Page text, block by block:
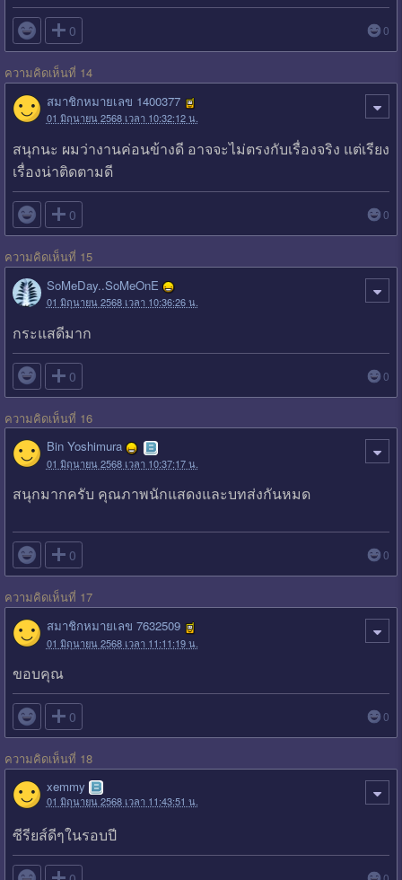
 0 0
ความคิดเห็นที่ 14
สมาชิกหมายเลข 1400377
01 มิถุนายน 2568 เวลา 10:32:12 น.
สนุกนะ ผมว่างานค่อนข้างดี อาจจะไม่ตรงกับเรื่องจริง แต่เรียง
เรื่องน่าติดตามดี
 0 0
ความคิดเห็นที่ 15
SoMeDay..SoMeOnE
01 มิถุนายน 2568 เวลา 10:36:26 น.
กระแสดีมาก
 0 0
ความคิดเห็นที่ 16
Bin Yoshimura
01 มิถุนายน 2568 เวลา 10:37:17 น.
สนุกมากครับ คุณภาพนักแสดงและบทส่งกันหมด
 0 0
ความคิดเห็นที่ 17
สมาชิกหมายเลข 7632509
01 มิถุนายน 2568 เวลา 11:11:19 น.
ขอบคุณ
 0 0
ความคิดเห็นที่ 18
xemmy
01 มิถุนายน 2568 เวลา 11:43:51 น.
ซีรียส์ดีๆในรอบปี